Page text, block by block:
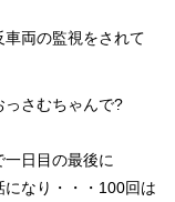
両の監視をされて
っさむちゃんで?
日目の最後に
なり・・・100回は